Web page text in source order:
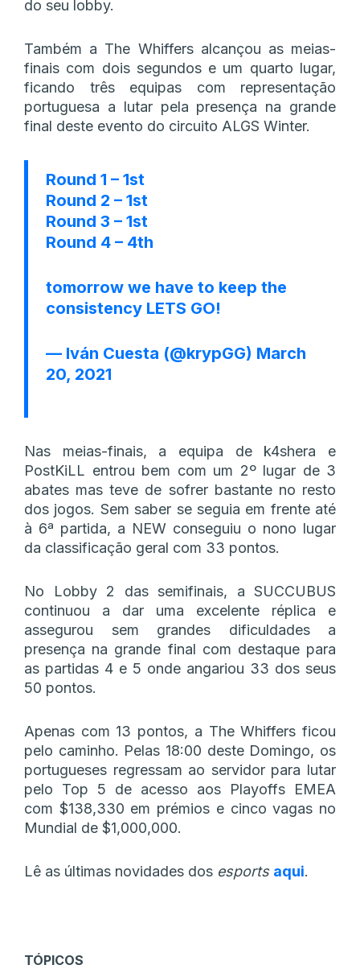
do seu lobby.
Também a The Whiffers alcançou as meias-
finais com dois segundos e um quarto lugar,
ficando três equipas com representação
portuguesa a lutar pela presença na grande
final deste evento do circuito ALGS Winter.
Round 1 – 1st
Round 2 – 1st
Round 3 – 1st
Round 4 – 4th
tomorrow we have to keep the
consistency LETS GO!
— Iván Cuesta (@krypGG) March
20, 2021
Nas meias-finais, a equipa de k4shera e
PostKiLL entrou bem com um 2º lugar de 3
abates mas teve de sofrer bastante no resto
dos jogos. Sem saber se seguia em frente até
à 6ª partida, a NEW conseguiu o nono lugar
da classificação geral com 33 pontos.
No Lobby 2 das semifinais, a SUCCUBUS
continuou a dar uma excelente réplica e
assegurou sem grandes dificuldades a
presença na grande final com destaque para
as partidas 4 e 5 onde angariou 33 dos seus
50 pontos.
Apenas com 13 pontos, a The Whiffers ficou
pelo caminho. Pelas 18:00 deste Domingo, os
portugueses regressam ao servidor para lutar
pelo Top 5 de acesso aos Playoffs EMEA
com $138,330 em prémios e cinco vagas no
Mundial de $1,000,000.
Lê as últimas novidades dos esports aqui.
TÓPICOS